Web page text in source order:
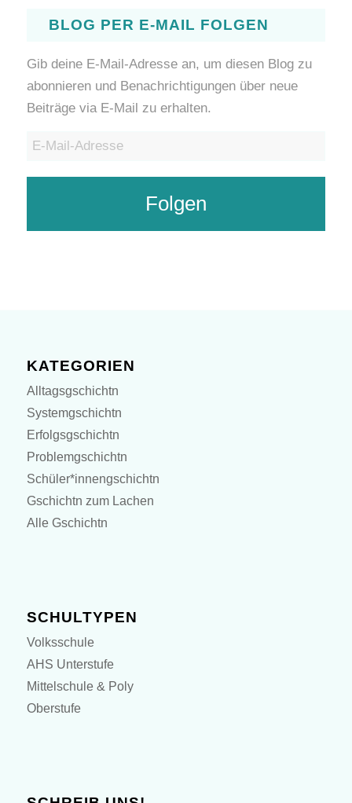
BLOG PER E-MAIL FOLGEN
Gib deine E-Mail-Adresse an, um diesen Blog zu
abonnieren und Benachrichtigungen über neue
Beiträge via E-Mail zu erhalten.
E-
Folgen
KATEGORIEN
Alltagsgschichtn
Systemgschichtn
Erfolgsgschichtn
Problemgschichtn
Schüler*innengschichtn
Gschichtn zum Lachen
Alle Gschichtn
SCHULTYPEN
Volksschule
AHS Unterstufe
Mittelschule & Poly
Oberstufe